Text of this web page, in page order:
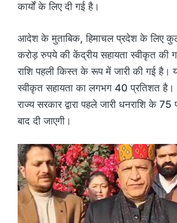
कार्यों के लिए दी गई है।
आदेश के मुताबिक, हिमाचल प्रदेश के लिए
करोड़ रुपये की केंद्रीय सहायता स्वीकृत की
राशि पहली किस्त के रूप में जारी की गई
स्वीकृत सहायता का लगभग 40 प्रतिशत
राज्य सरकार द्वारा पहले जारी धनराशि के
बाद दी जाएगी।